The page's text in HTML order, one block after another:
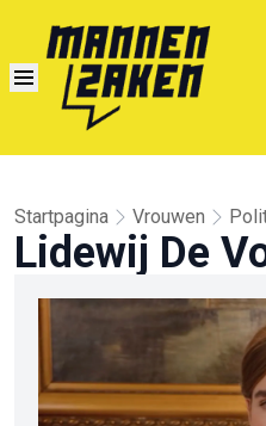
Startpagina Vrouwen
Lidewij De